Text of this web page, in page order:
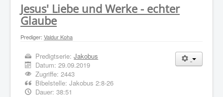
Jesus' Liebe und Werke - echter
Glaube
Prediger: Valdur Koha
Predigtserie:Jakobus
Datum:29.09.2019
Zugriffe: 2443
Bibelstelle: Jakobus 2:8-26
Dauer: 38:51